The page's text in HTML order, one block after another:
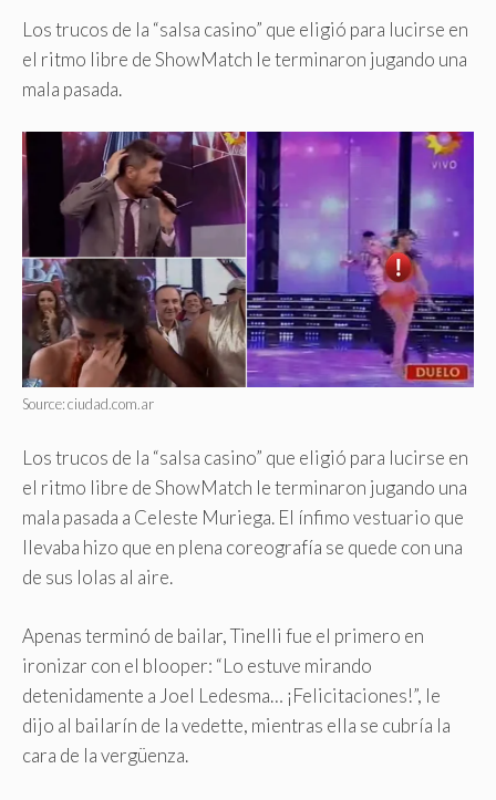
Los trucos de la “salsa casino” que eligió para lucirse en
el ritmo libre de ShowMatch le terminaron jugando una
mala pasada.
Source: ciudad.com.ar
Los trucos de la “salsa casino” que eligió para lucirse en
el ritmo libre de ShowMatch le terminaron jugando una
mala pasada a Celeste Muriega. El ínfimo vestuario que
llevaba hizo que en plena coreografía se quede con una
de sus lolas al aire.
Apenas terminó de bailar, Tinelli fue el primero en
ironizar con el blooper: “Lo estuve mirando
detenidamente a Joel Ledesma… ¡Felicitaciones!”, le
dijo al bailarín de la vedette, mientras ella se cubría la
cara de la vergüenza.